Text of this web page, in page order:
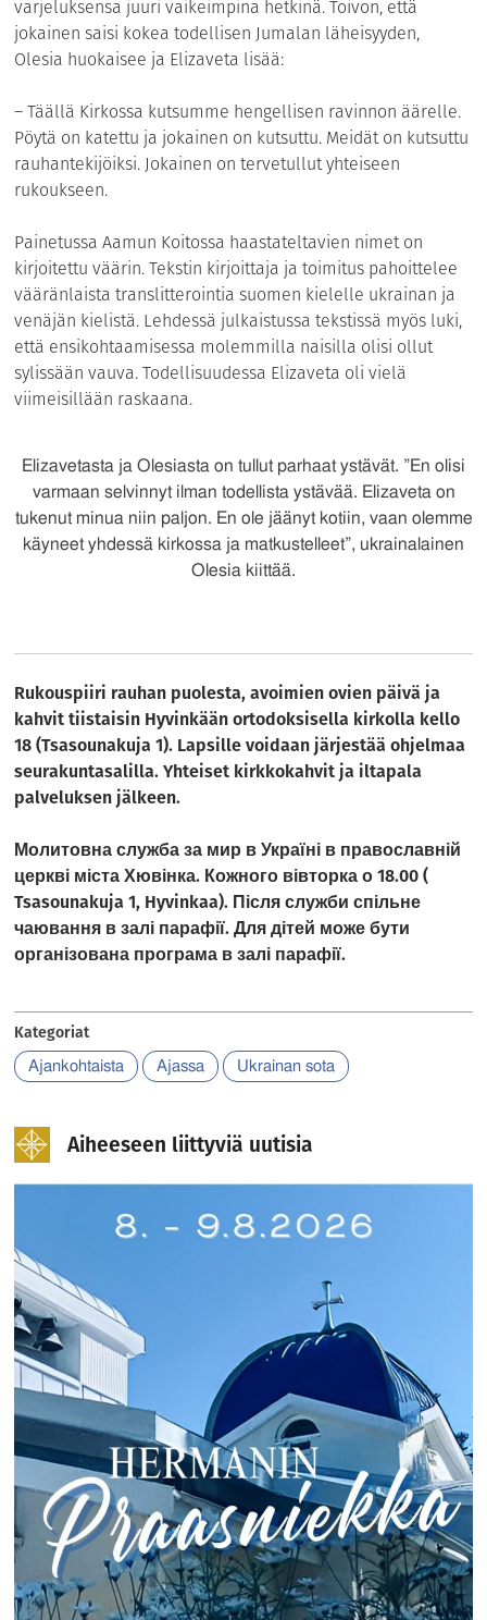
varjeluksensa juuri vaikeimpina hetkinä. Toivon, että
jokainen saisi kokea todellisen Jumalan läheisyyden,
Olesia huokaisee ja Elizaveta lisää:
– Täällä Kirkossa kutsumme hengellisen ravinnon äärelle.
Pöytä on katettu ja jokainen on kutsuttu. Meidät on kutsuttu
rauhantekijöiksi. Jokainen on tervetullut yhteiseen
rukoukseen.
Painetussa Aamun Koitossa haastateltavien nimet on
kirjoitettu väärin. Tekstin kirjoittaja ja toimitus pahoittelee
vääränlaista translitterointia suomen kielelle ukrainan ja
venäjän kielistä. Lehdessä julkaistussa tekstissä myös luki,
että ensikohtaamisessa molemmilla naisilla olisi ollut
sylissään vauva. Todellisuudessa Elizaveta oli vielä
viimeisillään raskaana.
Elizavetasta ja Olesiasta on tullut parhaat ystävät. ”En olisi
varmaan selvinnyt ilman todellista ystävää. Elizaveta on
tukenut minua niin paljon. En ole jäänyt kotiin, vaan olemme
käyneet yhdessä kirkossa ja matkustelleet”, ukrainalainen
Olesia kiittää.
Rukouspiiri rauhan puolesta, avoimien ovien päivä ja
kahvit tiistaisin Hyvinkään ortodoksisella kirkolla kello
18 (Tsasounakuja 1). Lapsille voidaan järjestää ohjelmaa
seurakuntasalilla. Yhteiset kirkkokahvit ja iltapala
palveluksen jälkeen.
Молитовна служба за мир в Україні в православній
церкві міста Хювінка. Кожного вівторка о 18.00 (
Tsasounakuja 1, Hyvinkaa). Після служби спільне
чаювання в залі парафії. Для дітей може бути
організована програма в залі парафії.
Kategoriat
Ajankohtaista Ajassa Ukrainan sota
Aiheeseen liittyviä uutisia